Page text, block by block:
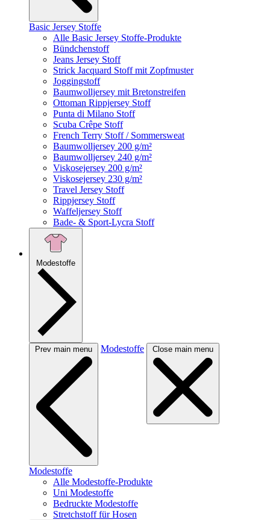
Basic Jersey Stoffe
Alle Basic Jersey Stoffe-Produkte
Bündchenstoff
Jeans Jersey Stoff
Strick Jacquard Stoff mit Zopfmuster
Joggingstoff
Baumwolljersey mit Bretonstreifen
Ottoman Rippjersey Stoff
Punta di Milano Stoff
Scuba Crêpe Stoff
French Terry Stoff / Sommersweat
Baumwolljersey 200 g/m²
Baumwolljersey 240 g/m²
Viskosejersey 200 g/m²
Viskosejersey 230 g/m²
Travel Jersey Stoff
Rippjersey Stoff
Waffeljersey Stoff
Bade- & Sport-Lycra Stoff
Modestoffe
Prev main menu Modestoffe Close main menu
Modestoffe
Alle Modestoffe-Produkte
Uni Modestoffe
Bedruckte Modestoffe
Stretchstoff für Hosen